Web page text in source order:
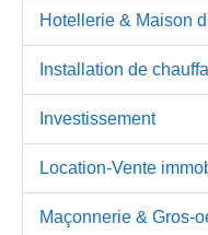
Hotellerie & Maison
Installation de
Investissement
Location-Vente
Maçonnerie & Gros-